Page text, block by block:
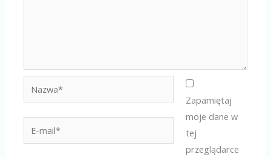
mail*
Zapamiętaj
moje dane w
tej
przeglądarce